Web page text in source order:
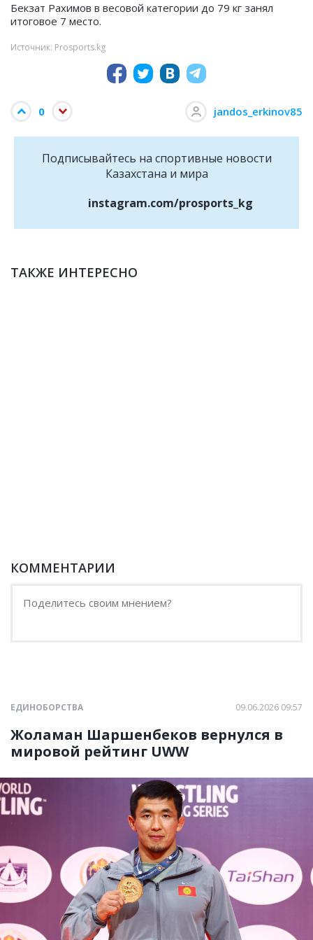
Бекзат Рахимов в весовой категории до 79 кг занял
итоговое 7 место.
Источник: Prosports.kg
0 jandos_erkinov85
Подписывайтесь на cпортивные новости
Казахстана и мира
instagram.com/prosports_kg
ТАКЖЕ ИНТЕРЕСНО
КОММЕНТАРИИ
ЕДИНОБОРСТВА 09.06.2026 09:57
Жоламан Шаршенбеков вернулся в
мировой рейтинг UWW